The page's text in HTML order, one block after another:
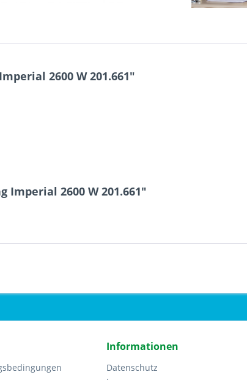
2600 W 201.661"
2600 W 201.661"
Informationen
Datenschutz